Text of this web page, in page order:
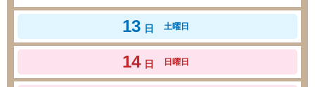
13 日 土曜日
14 日 日曜日